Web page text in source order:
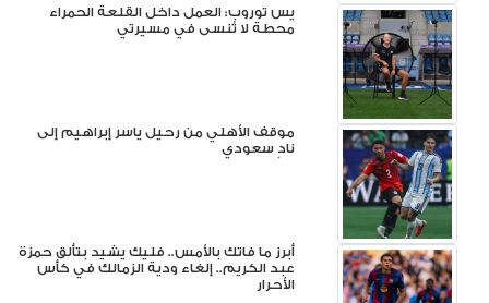
يس توروب: العمل داخل القلعة الحمراء
محطة لا تُنسى في مسيرتي
موقف الأهلي من رحيل ياسر إبراهيم إلى
نادٍ سعودي
أبرز ما فاتك بالأمس.. فليك يشيد بتألق حمزة
عبد الكريم.. إلغاء ودية الزمالك في كأس
الأحرار